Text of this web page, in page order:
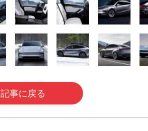
記事に戻る